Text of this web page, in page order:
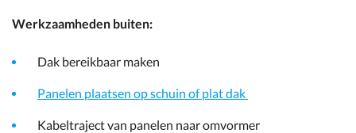
Werkzaamheden buiten:
Dak bereikbaar maken
Panelen plaatsen op schuin of plat dak
Kabeltraject van panelen naar omvormer